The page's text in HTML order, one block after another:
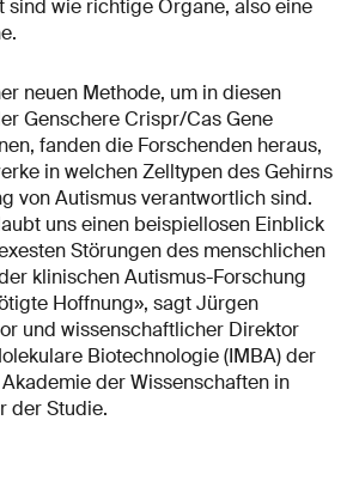
sind wie richtige Organe, also eine
neuen Methode, um in diesen
Genschere Crispr/Cas Gene
fanden die Forschenden heraus,
in welchen Zelltypen des Gehirns
von Autismus verantwortlich sind.
uns einen beispiellosen Einblick
Störungen des menschlichen
klinischen Autismus-Forschung
Hoffnung», sagt Jürgen
und wissenschaftlicher Direktor
Biotechnologie (IMBA) der
der Wissenschaften in
der Studie.